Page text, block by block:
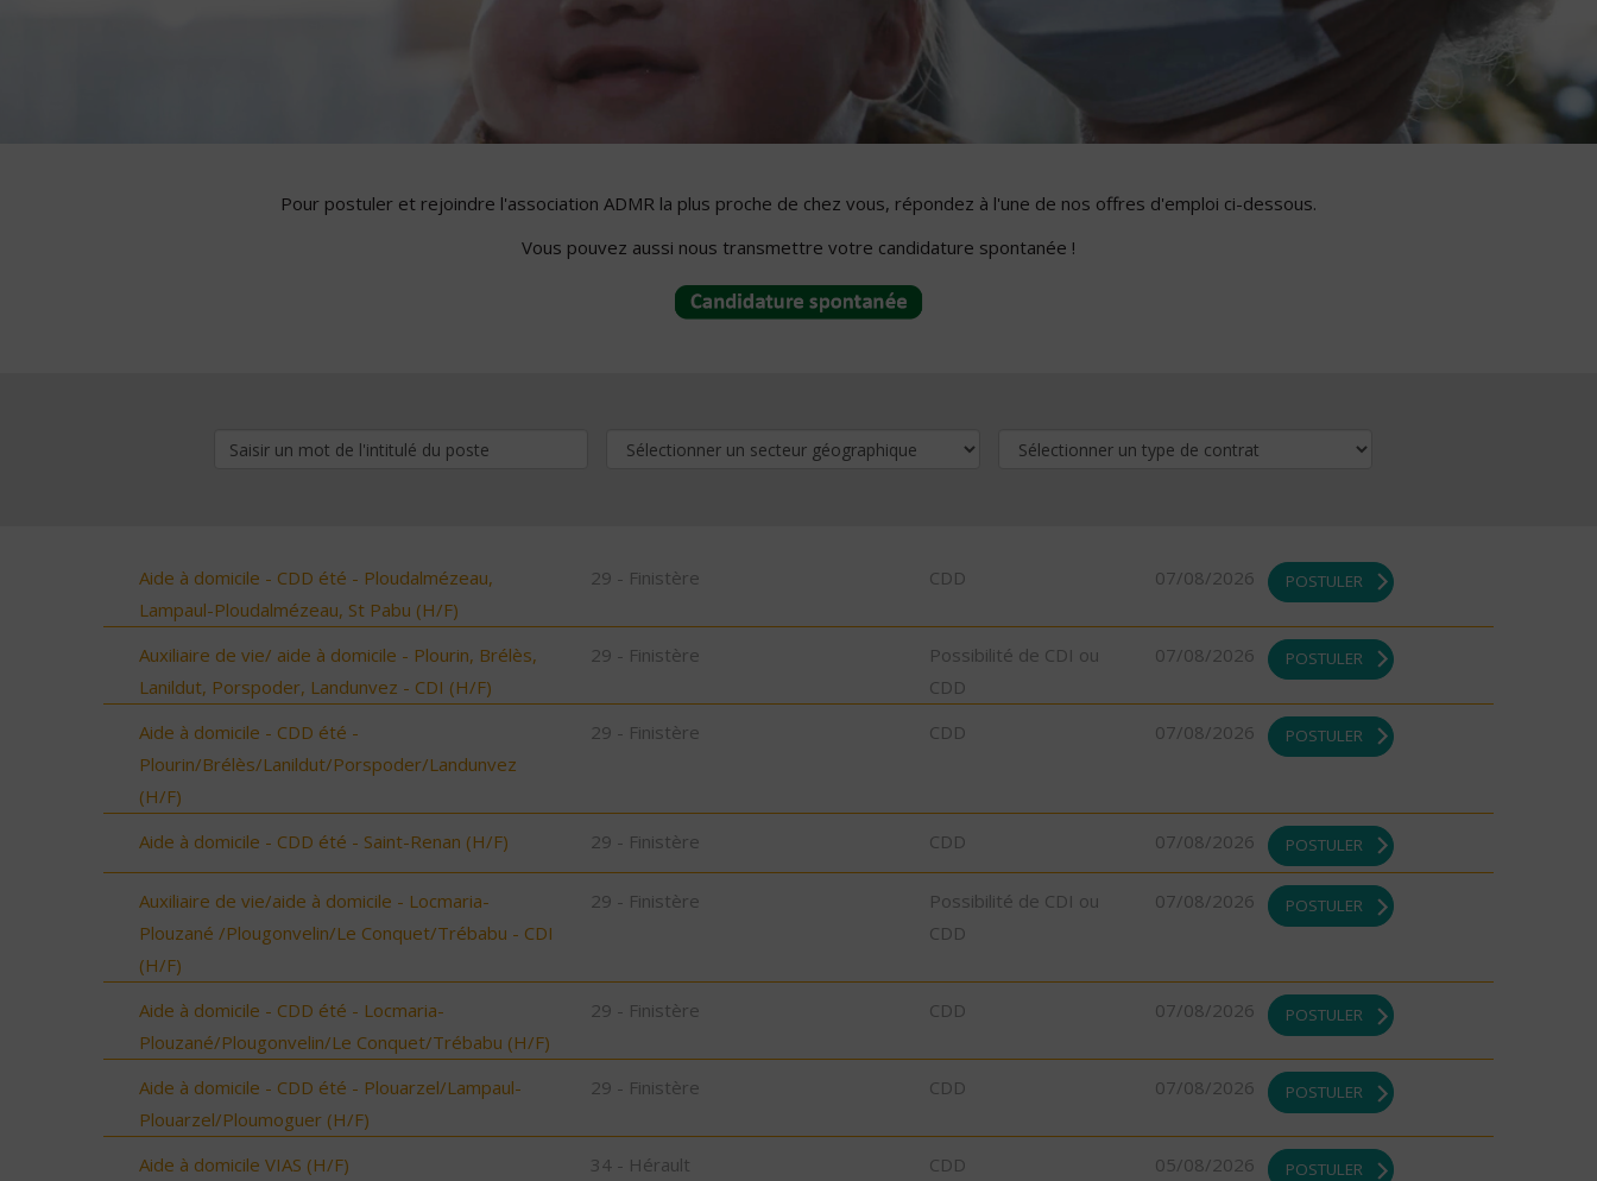
Pour postuler et rejoindre l'association ADMR la plus proche de chez vous, répondez à l'une de nos offres d'emploi ci-dessous.
Vous pouvez aussi nous transmettre votre candidature spontanée !
Aide à domicile - CDD été - Ploudalmézeau,
Lampaul-Ploudalmézeau, St Pabu (H/F)
29 - Finistère CDD 07/08/2026 POSTULER
Auxiliaire de vie/ aide à domicile - Plourin, Brélès,
Lanildut, Porspoder, Landunvez - CDI (H/F)
29 - Finistère
Possibilité de CDI ou
CDD
07/08/2026 POSTULER
Aide à domicile - CDD été -
Plourin/Brélès/Lanildut/Porspoder/Landunvez
(H/F)
29 - Finistère CDD 07/08/2026 POSTULER
Aide à domicile - CDD été - Saint-Renan (H/F) 29 - Finistère CDD 07/08/2026 POSTULER
Auxiliaire de vie/aide à domicile - Locmaria-
Plouzané /Plougonvelin/Le Conquet/Trébabu - CDI
(H/F)
29 - Finistère
Possibilité de CDI ou
CDD
07/08/2026 POSTULER
Aide à domicile - CDD été - Locmaria-
Plouzané/Plougonvelin/Le Conquet/Trébabu (H/F)
29 - Finistère CDD 07/08/2026 POSTULER
Aide à domicile - CDD été - Plouarzel/Lampaul-
Plouarzel/Ploumoguer (H/F)
29 - Finistère CDD 07/08/2026 POSTULER
Aide à domicile VIAS (H/F) 34 - Hérault CDD 05/08/2026 POSTULER